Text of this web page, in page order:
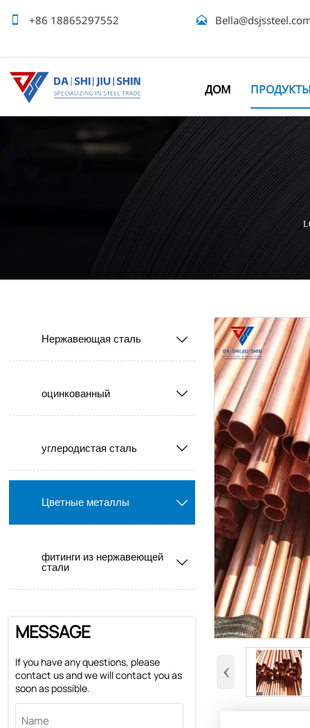
 +86 18865297552 
ДОМ
Нержавеющая сталь 
оцинкованный 
углеродистая сталь 
Цветные металлы 
фитинги из нержавеющей
стали

MESSAGE
If you have any questions, please
contact us and we will contact you as
soon as possible.
‹